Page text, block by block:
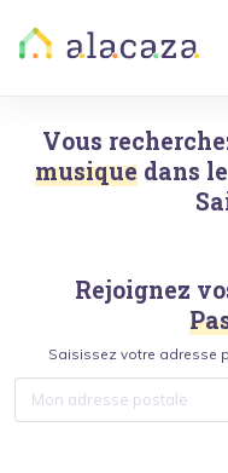
Vous
musique dans
Rejoignez
Saisissez votre adresse